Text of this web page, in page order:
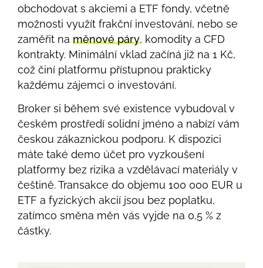
obchodovat s akciemi a ETF fondy, včetně
možnosti využít frakční investování, nebo se
zaměřit na měnové páry, komodity a CFD
kontrakty. Minimální vklad začíná již na 1 Kč,
což činí platformu přístupnou prakticky
každému zájemci o investování.
Broker si během své existence vybudoval v
českém prostředí solidní jméno a nabízí vám
českou zákaznickou podporu. K dispozici
máte také demo účet pro vyzkoušení
platformy bez rizika a vzdělávací materiály v
češtině. Transakce do objemu 100 000 EUR u
ETF a fyzických akcií jsou bez poplatku,
zatímco směna měn vás vyjde na 0,5 % z
částky.